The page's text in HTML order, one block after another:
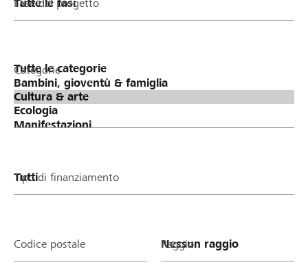
Fase del progetto
Categorie
Tipo di finanziamento
Codice postale Raggio